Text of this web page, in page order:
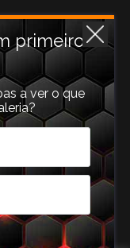
primeiro
a ver o que